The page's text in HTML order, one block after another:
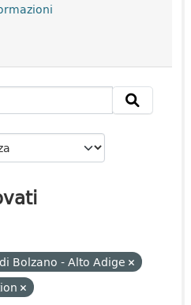
Bolzano - Alto Adige